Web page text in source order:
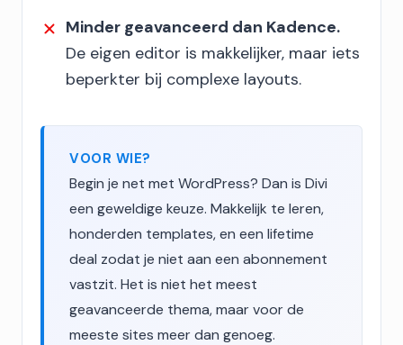
Minder geavanceerd dan Kadence.
De eigen editor is makkelijker, maar iets
beperkter bij complexe layouts.
VOOR WIE?
Begin je net met WordPress? Dan is Divi
een geweldige keuze. Makkelijk te leren,
honderden templates, en een lifetime
deal zodat je niet aan een abonnement
vastzit. Het is niet het meest
geavanceerde thema, maar voor de
meeste sites meer dan genoeg.